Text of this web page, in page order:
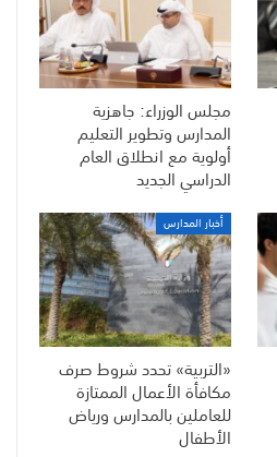
مجلس الوزراء: جاهزية
المدارس وتطوير التعليم
أولوية مع انطلاق العام
الدراسي الجديد
أخبار المدارس
«التربية» تحدد شروط صرف
مكافأة الأعمال الممتازة
للعاملين بالمدارس ورياض
الأطفال